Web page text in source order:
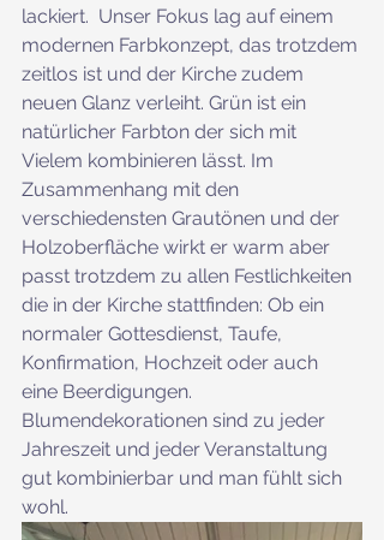
lackiert.  Unser Fokus lag auf einem
modernen Farbkonzept, das trotzdem
zeitlos ist und der Kirche zudem
neuen Glanz verleiht. Grün ist ein
natürlicher Farbton der sich mit
Vielem kombinieren lässt. Im
Zusammenhang mit den
verschiedensten Grautönen und der
Holzoberfläche wirkt er warm aber
passt trotzdem zu allen Festlichkeiten
die in der Kirche stattfinden: Ob ein
normaler Gottesdienst, Taufe,
Konfirmation, Hochzeit oder auch
eine Beerdigungen.
Blumendekorationen sind zu jeder
Jahreszeit und jeder Veranstaltung
gut kombinierbar und man fühlt sich
wohl.